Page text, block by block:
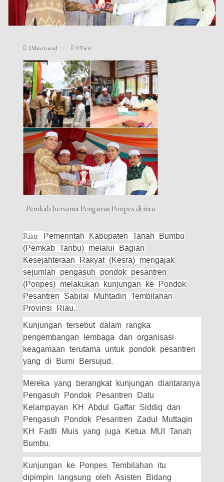
1Min to read 0 View
Pemkab bersama Pengurus Ponpes di riau
Riau- Pemerintah Kabupaten Tanah Bumbu
(Pemkab Tanbu) melalui Bagian
Kesejahteraan Rakyat (Kesra) mengajak
sejumlah pengasuh pondok pesantren
(Ponpes) melakukan kunjungan ke Pondok
Pesantren Sabilal Muhtadin Tembilahan
Provinsi Riau.
Kunjungan tersebut dalam rangka
pengembangan lembaga dan organisasi
keagamaan terutama untuk pondok pesantren
yang di Bumi Bersujud.
Mereka yang berangkat kunjungan diantaranya
Pengasuh Pondok Pesantren Datu
Kelampayan KH Abdul Gaffar Siddiq dan
Pengasuh Pondok Pesantren Zadul Muttaqin
KH Fadli Muis yang juga Ketua MUI Tanah
Bumbu.
Kunjungan ke Ponpes Tembilahan itu
dipimpin langsung oleh Asisten Bidang